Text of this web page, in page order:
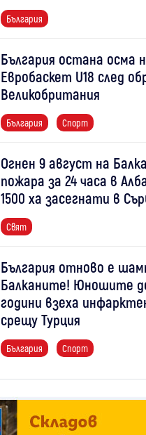
България
България остана осма
Евробаскет U18 след
Великобритания
България Спорт
Огнен 9 август на
пожара за 24 часа в
1500 ха засегнати в
Свят
България отново е
Балканите! Юношите
години взеха
срещу Турция
България Спорт